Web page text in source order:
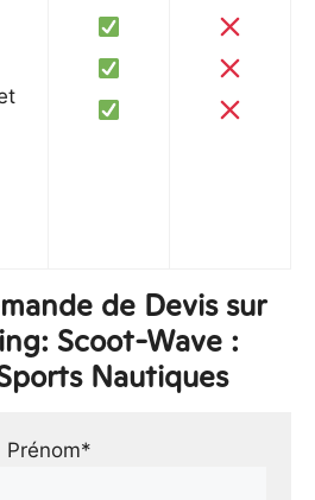
de Devis sur
Scoot-Wave :
Nautiques
Prénom*